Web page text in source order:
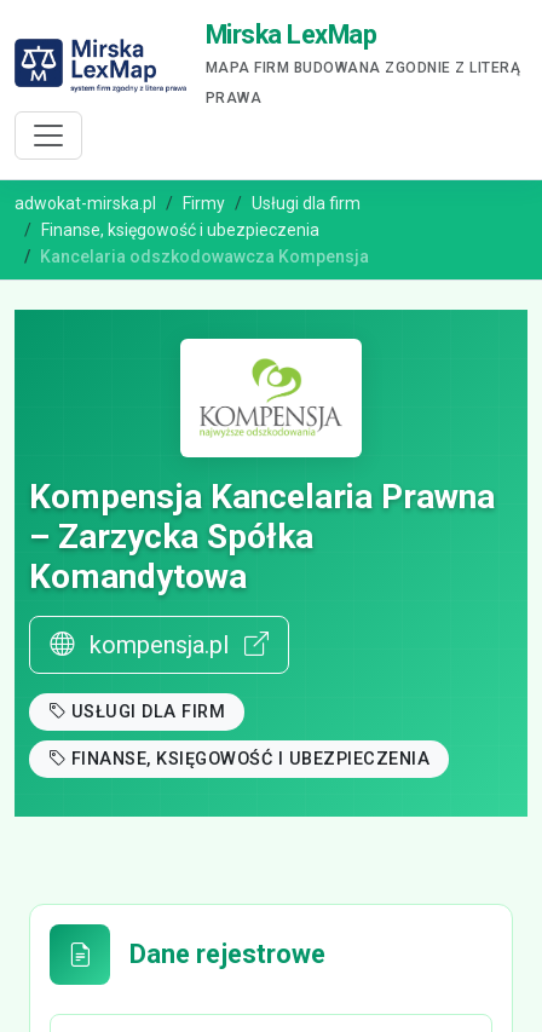
Mirska LexMap
MAPA FIRM BUDOWANA ZGODNIE Z LITERĄ
PRAWA
adwokat-mirska.pl Firmy
Usługi dla firm
Finanse, księgowość i ubezpieczenia
Kancelaria odszkodowawcza Kompensja
Kompensja Kancelaria Prawna
– Zarzycka Spółka
Komandytowa
kompensja.pl
USŁUGI DLA FIRM
FINANSE, KSIĘGOWOŚĆ I UBEZPIECZENIA
Dane rejestrowe